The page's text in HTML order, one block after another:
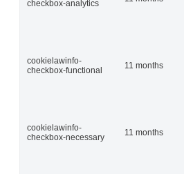
checkbox-analytics
cookielawinfo-
checkbox-functional
11 months
cookielawinfo-
checkbox-necessary
11 months